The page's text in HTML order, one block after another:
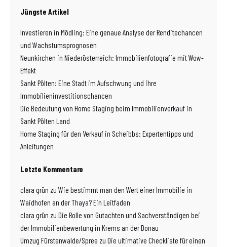
Jüngste Artikel
Investieren in Mödling: Eine genaue Analyse der Renditechancen
und Wachstumsprognosen
Neunkirchen in Niederösterreich: Immobilienfotografie mit Wow-
Effekt
Sankt Pölten: Eine Stadt im Aufschwung und ihre
Immobilieninvestitionschancen
Die Bedeutung von Home Staging beim Immobilienverkauf in
Sankt Pölten Land
Home Staging für den Verkauf in Scheibbs: Expertentipps und
Anleitungen
Letzte Kommentare
clara grün zu Wie bestimmt man den Wert einer Immobilie in
Waidhofen an der Thaya? Ein Leitfaden
clara grün zu Die Rolle von Gutachten und Sachverständigen bei
der Immobilienbewertung in Krems an der Donau
Umzug Fürstenwalde/Spree zu Die ultimative Checkliste für einen